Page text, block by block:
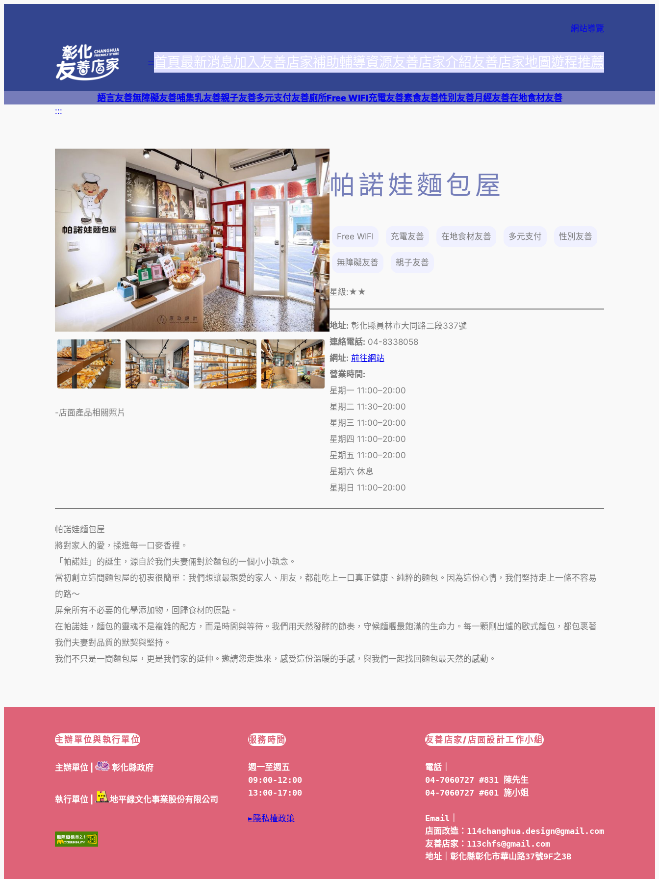
網站導覽
:::首頁最新消息加入友善店家補助輔導資源友善店家介紹友善店家地圖遊程推薦
語言友善無障礙友善哺集乳友善親子友善多元支付友善廁所Free WIFI充電友善素食友善性別友善月經友善在地食材友善
:::
-店面產品相關照片
帕諾娃麵包屋
Free WIFI 充電友善 在地食材友善 多元支付 性別友善
無障礙友善 親子友善
星級:★★
地址: 彰化縣員林市大同路二段337號
連絡電話: 04-8338058
網址: 前往網站
營業時間:
星期一 11:00–20:00
星期二 11:30–20:00
星期三 11:00–20:00
星期四 11:00–20:00
星期五 11:00–20:00
星期六 休息
星期日 11:00–20:00
帕諾娃麵包屋
將對家人的愛，揉進每一口麥香裡。
「帕諾娃」的誕生，源自於我們夫妻倆對於麵包的一個小小執念。
當初創立這間麵包屋的初衷很簡單：我們想讓最親愛的家人、朋友，都能吃上一口真正健康、純粹的麵包。因為這份心情，我們堅持走上一條不容易
的路～
屏棄所有不必要的化學添加物，回歸食材的原點。
在帕諾娃，麵包的靈魂不是複雜的配方，而是時間與等待。我們用天然發酵的節奏，守候麵糰最飽滿的生命力。每一顆剛出爐的歐式麵包，都包裹著
我們夫妻對品質的默契與堅持。
我們不只是一間麵包屋，更是我們家的延伸。邀請您走進來，感受這份溫暖的手感，與我們一起找回麵包最天然的感動。
主辦單位與執行單位
主辦單位 | 彰化縣政府
執行單位 | 地平線文化事業股份有限公司
服務時間
週一至週五
09:00-12:00
13:00-17:00
►隱私權政策
友善店家/店面設計工作小組
電話｜
04-7060727 #831 陳先生
04-7060727 #601 施小姐
Email｜
店面改造：114changhua.design@gmail.com
友善店家：113chfs@gmail.com
地址｜彰化縣彰化市華山路37號9F之3B